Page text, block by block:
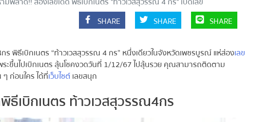
ทะเบียนรถเครน ลุ้นโชคงวดวันที่ 1/12/67
SHARE SHARE SHARE
ร พิธีเบิกเนตร “ท้าวเวสสุวรรณ 4 กร” หนึ่งเดียวในจังหวัดเพชรบูรณ์ แห่ส่องเลข
ะขึ้นไปเบิกเนตร ลุ้นโชคงวดวันที่ 1/12/67 ไปลุ้นรวย คุณสามารถติดตาม
ก่อนใคร ได้ที่เว็บไซต์เลขสนุก
ธีเบิกเนตร ท้าวเวสสุวรรณ4กร